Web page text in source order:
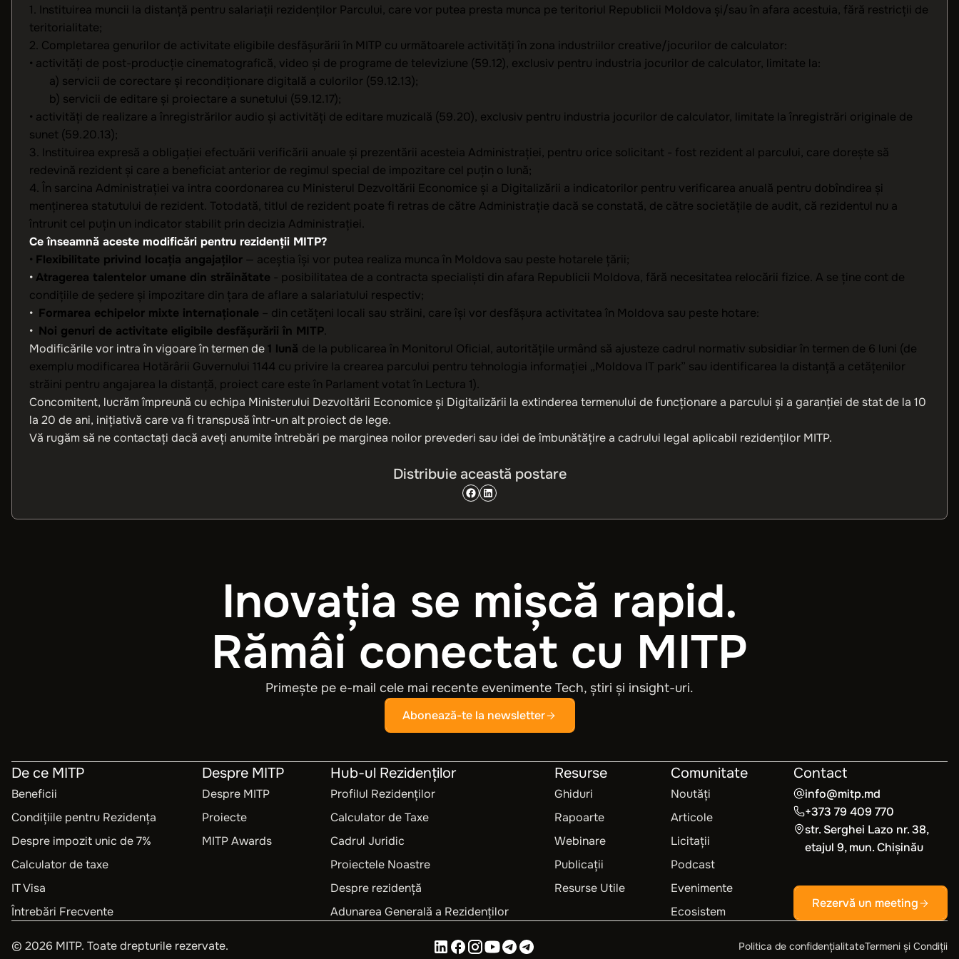
1. Instituirea muncii la distanță pentru salariații rezidenților Parcului, care vor putea presta munca pe teritoriul Republicii Moldova și/sau în afara acestuia, fără restricții de
teritorialitate;
2. Completarea genurilor de activitate eligibile desfășurării în MITP cu următoarele activități în zona industriilor creative/jocurilor de calculator:
• activități de post-producție cinematografică, video şi de programe de televiziune (59.12), exclusiv pentru industria jocurilor de calculator, limitate la:
a) servicii de corectare și recondiționare digitală a culorilor (59.12.13);
b) servicii de editare și proiectare a sunetului (59.12.17);
• activități de realizare a înregistrărilor audio şi activități de editare muzicală (59.20), exclusiv pentru industria jocurilor de calculator, limitate la înregistrări originale de
sunet (59.20.13);
3. Instituirea expresă a obligației efectuării verificării anuale și prezentării acesteia Administrației, pentru orice solicitant - fost rezident al parcului, care dorește să
redevină rezident și care a beneficiat anterior de regimul special de impozitare cel puțin o lună;
4. În sarcina Administrației va intra coordonarea cu Ministerul Dezvoltării Economice și a Digitalizării a indicatorilor pentru verificarea anuală pentru dobîndirea şi
menţinerea statutului de rezident. Totodată, titlul de rezident poate fi retras de către Administrație dacă se constată, de către societățile de audit, că rezidentul nu a
întrunit cel puțin un indicator stabilit prin decizia Administrației.
Ce înseamnă aceste modificări pentru rezidenții MITP?
• Flexibilitate privind locația angajaților — aceștia își vor putea realiza munca în Moldova sau peste hotarele țării;
•Atragerea talentelor umane din străinătate - posibilitatea de a contracta specialiști din afara Republicii Moldova, fără necesitatea relocării fizice. A se ține cont de
condițiile de ședere și impozitare din țara de aflare a salariatului respectiv;
• Formarea echipelor mixte internaționale – din cetățeni locali sau străini, care își vor desfășura activitatea în Moldova sau peste hotare:
• Noi genuri de activitate eligibile desfășurării în MITP.
Modificările vor intra în vigoare în termen de1 lună de la publicarea în Monitorul Oficial, autoritățile urmând să ajusteze cadrul normativ subsidiar în termen de 6 luni (de
exemplu modificarea Hotărârii Guvernului 1144 cu privire la crearea parcului pentru tehnologia informaţiei „Moldova IT park” sau identificarea la distanță a cetățenilor
străini pentru angajarea la distanță, proiect care este în Parlament votat în Lectura 1).
Concomitent, lucrăm împreună cu echipa Ministerului Dezvoltării Economice și Digitalizării la extinderea termenului de funcționare a parcului și a garanției de stat de la 10
la 20 de ani, inițiativă care va fi transpusă într-un alt proiect de lege.
Vă rugăm să ne contactați dacă aveți anumite întrebări pe marginea noilor prevederi sau idei de îmbunătățire a cadrului legal aplicabil rezidenților MITP.
Distribuie această postare
Inovația se mișcă rapid.
Rămâi conectat cu MITP
Primește pe e-mail cele mai recente evenimente Tech, știri și insight-uri.
Abonează-te la newsletter
De ce MITP
Beneficii
Condițiile pentru Rezidența
Despre impozit unic de 7%
Calculator de taxe
IT Visa
Întrebări Frecvente
Despre MITP
Despre MITP
Proiecte
MITP Awards
Hub-ul Rezidenților
Profilul Rezidenților
Calculator de Taxe
Cadrul Juridic
Proiectele Noastre
Despre rezidență
Adunarea Generală a Rezidenților
Resurse
Ghiduri
Rapoarte
Webinare
Publicații
Resurse Utile
Comunitate
Noutăți
Articole
Licitații
Podcast
Evenimente
Ecosistem
Contact
info@mitp.md
+373 79 409 770
str. Serghei Lazo nr. 38,
etajul 9, mun. Chișinău
Rezervă un meeting
© 2026 MITP. Toate drepturile rezervate. Politica de confidențialitateTermeni și Condiții